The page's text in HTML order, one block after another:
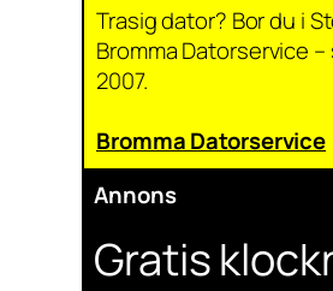
Trasig dator? Bor du i
Bromma Datorservice
2007.
Bromma Datorservice
Annons
Gratis